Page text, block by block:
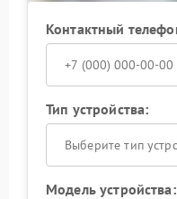
Контактный
Тип устройства:
Выберите тип
Модель устройства: